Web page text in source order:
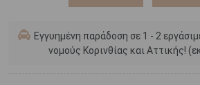
Εγγυημένη παράδοση σε 1 - 2
νομούς Κορινθίας και Αττικής!